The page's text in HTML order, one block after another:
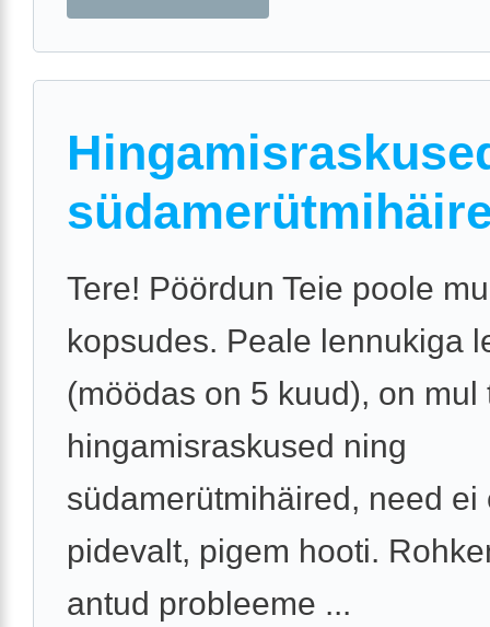
Tere! Pöördun Teie poole
kopsudes. Peale lennukiga
(möödas on 5 kuud), on mul
hingamisraskused ning
südamerütmihäired, need ei
pidevalt, pigem hooti.
antud probleeme ...